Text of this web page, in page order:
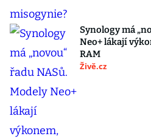
Synology má
Neo+ lákají
RAM
Živě.cz